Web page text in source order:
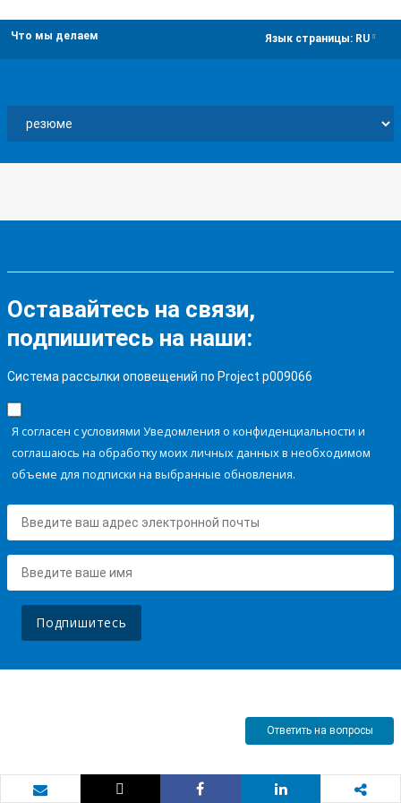
Что мы делаем Язык страницы: RU
Оставайтесь на связи,
подпишитесь на наши:
Система рассылки оповещений по Project p009066
Я согласен с условиями Уведомления о конфиденциальности и
соглашаюсь на обработку моих личных данных в необходимом
объеме для подписки на выбранные обновления.
Подпишитесь
Ответить на вопросы